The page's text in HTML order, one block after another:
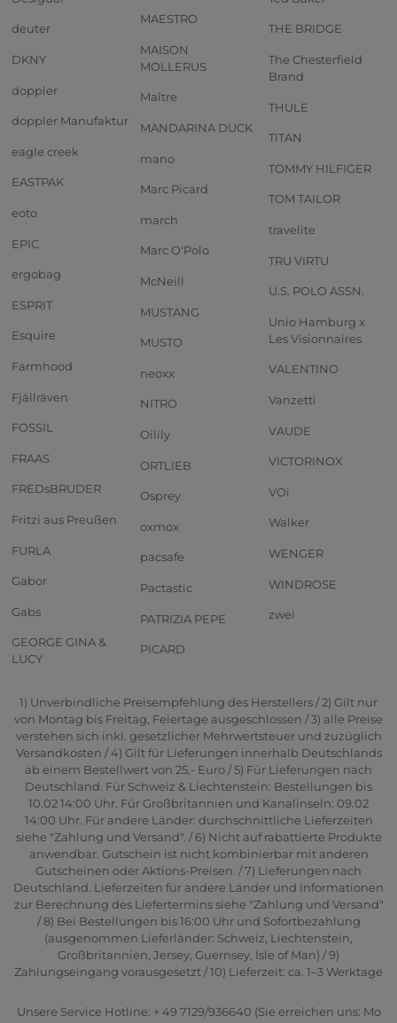
deuter
DKNY
doppler
doppler Manufaktur
eagle creek
EASTPAK
eoto
EPIC
ergobag
ESPRIT
Esquire
Farmhood
Fjällräven
FOSSIL
FRAAS
FREDsBRUDER
Fritzi aus Preußen
FURLA
Gabor
Gabs
GEORGE GINA &
LUCY
MAESTRO
MAISON
MOLLERUS
Maître
MANDARINA DUCK
mano
Marc Picard
march
Marc O'Polo
McNeill
MUSTANG
MUSTO
neoxx
NITRO
Oilily
ORTLIEB
Osprey
oxmox
pacsafe
Pactastic
PATRIZIA PEPE
PICARD
THE BRIDGE
The Chesterfield
Brand
THULE
TITAN
TOMMY HILFIGER
TOM TAILOR
travelite
TRU VIRTU
U.S. POLO ASSN.
Unio Hamburg x
Les Visionnaires
VALENTINO
Vanzetti
VAUDE
VICTORINOX
VOi
Walker
WENGER
WINDROSE
zwei
1) Unverbindliche Preisempfehlung des Herstellers / 2) Gilt nur
von Montag bis Freitag, Feiertage ausgeschlossen / 3) alle Preise
verstehen sich inkl. gesetzlicher Mehrwertsteuer und zuzüglich
Versandkosten / 4) Gilt für Lieferungen innerhalb Deutschlands
ab einem Bestellwert von 25,- Euro / 5) Für Lieferungen nach
Deutschland. Für Schweiz & Liechtenstein: Bestellungen bis
10.02 14:00 Uhr. Für Großbritannien und Kanalinseln: 09.02
14:00 Uhr. Für andere Länder: durchschnittliche Lieferzeiten
siehe "Zahlung und Versand". / 6) Nicht auf rabattierte Produkte
anwendbar. Gutschein ist nicht kombinierbar mit anderen
Gutscheinen oder Aktions-Preisen. / 7) Lieferungen nach
Deutschland. Lieferzeiten für andere Länder und Informationen
zur Berechnung des Liefertermins siehe "Zahlung und Versand"
/ 8) Bei Bestellungen bis 16:00 Uhr und Sofortbezahlung
(ausgenommen Lieferländer: Schweiz, Liechtenstein,
Großbritannien, Jersey, Guernsey, Isle of Man) / 9)
Zahlungseingang vorausgesetzt / 10) Lieferzeit: ca. 1–3 Werktage
Unsere Service Hotline: + 49 7129/936640 (Sie erreichen uns: Mo